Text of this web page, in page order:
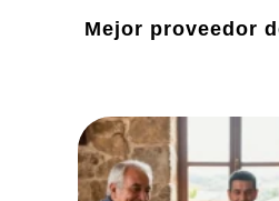
Mejor proveedor